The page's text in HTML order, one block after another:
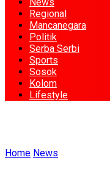
Regional
Mancanegara
Politik
Serba Serbi
Sports
Sosok
Kolom
Lifestyle
Home News